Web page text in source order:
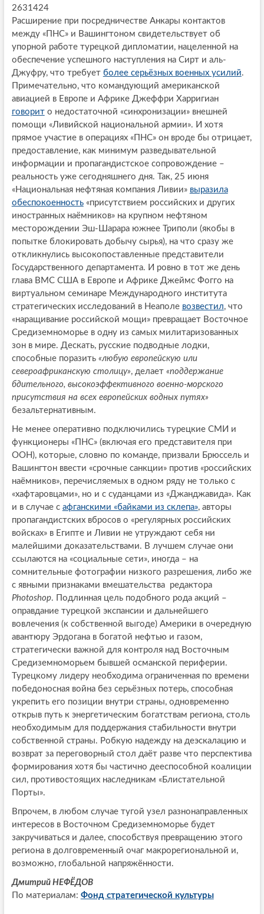
2631424
Расширение при посредничестве Анкары контактов
между «ПНС» и Вашингтоном свидетельствует об
упорной работе турецкой дипломатии, нацеленной на
обеспечение успешного наступления на Сирт и аль-
Джуфру, что требует более серьёзных военных усилий.
Примечательно, что командующий американской
авиацией в Европе и Африке Джеффри Харригиан
говорито недостаточной «синхронизации» внешней
помощи «Ливийской национальной армии». И хотя
прямое участие в операциях «ПНС» он вроде бы отрицает,
предоставление, как минимум разведывательной
информации и пропагандистское сопровождение –
реальность уже сегодняшнего дня. Так, 25 июня
«Национальная нефтяная компания Ливии» выразила
обеспокоенность«присутствием российских и других
иностранных наёмников» на крупном нефтяном
месторождении Эш-Шарара южнее Триполи (якобы в
попытке блокировать добычу сырья), на что сразу же
откликнулись высокопоставленные представители
Государственного департамента. И ровно в тот же день
глава ВМС США в Европе и Африке Джеймс Фогго на
виртуальном семинаре Международного института
стратегических исследований в Неаполе возвестил, что
«наращивание российской мощи» превращает Восточное
Средиземноморье в одну из самых милитаризованных
зон в мире. Дескать, русские подводные лодки,
способные поразить «любую европейскую или
североафриканскую столицу», делает «поддержание
бдительного, высокоэффективного военно-морского
присутствия на всех европейских водных путях»
безальтернативным.
Не менее оперативно подключились турецкие СМИ и
функционеры «ПНС» (включая его представителя при
ООН), которые, словно по команде, призвали Брюссель и
Вашингтон ввести «срочные санкции» против «российских
наёмников», перечисляемых в одном ряду не только с
«хафтаровцами», но и с суданцами из «Джанджавида». Как
и в случае с афганскими «байками из склепа», авторы
пропагандистских вбросов о «регулярных российских
войсках» в Египте и Ливии не утруждают себя ни
малейшими доказательствами. В лучшем случае они
ссылаются на «социальные сети», иногда – на
сомнительные фотографии низкого разрешения, либо же
с явными признаками вмешательства редактора
Photoshop. Подлинная цель подобного рода акций –
оправдание турецкой экспансии и дальнейшего
вовлечения (к собственной выгоде) Америки в очередную
авантюру Эрдогана в богатой нефтью и газом,
стратегически важной для контроля над Восточным
Средиземноморьем бывшей османской периферии.
Турецкому лидеру необходима ограниченная по времени
победоносная война без серьёзных потерь, способная
укрепить его позиции внутри страны, одновременно
открыв путь к энергетическим богатствам региона, столь
необходимым для поддержания стабильности внутри
собственной страны. Робкую надежду на деэскалацию и
возврат за переговорный стол даёт разве что перспектива
формирования хотя бы частично дееспособной коалиции
сил, противостоящих наследникам «Блистательной
Порты».
Впрочем, в любом случае тугой узел разнонаправленных
интересов в Восточном Средиземноморье будет
закручиваться и далее, способствуя превращению этого
региона в долговременный очаг макрорегиональной и,
возможно, глобальной напряжённости.
Дмитрий НЕФЁДОВ
По материалам: Фонд стратегической культуры